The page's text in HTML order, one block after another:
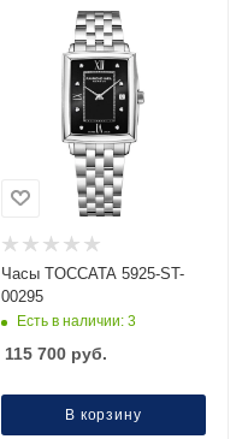
Часы TOCCATA 5925-ST-
00295
Есть в наличии: 3
115 700руб.
В корзину